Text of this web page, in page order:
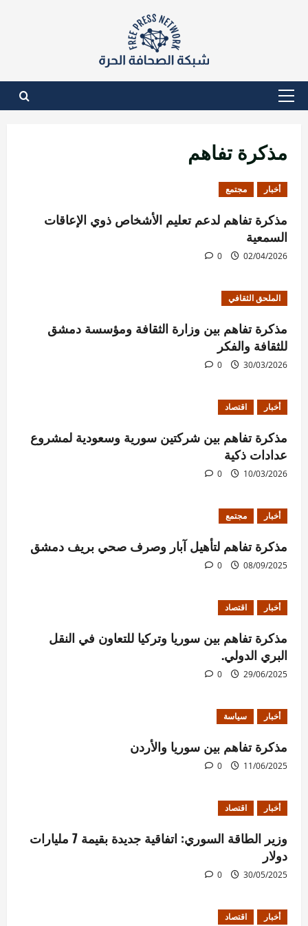
القائمة
مذكرة تفاهم
أخبار مجتمع
مذكرة تفاهم لدعم تعليم الأشخاص ذوي الإعاقات
السمعية
02/04/2026
0
الملحق الثقافي
مذكرة تفاهم بين وزارة الثقافة ومؤسسة دمشق
للثقافة والفكر
30/03/2026
0
أخبار اقتصاد
مذكرة تفاهم بين شركتين سورية وسعودية لمشروع
عدادات ذكية
10/03/2026
0
أخبار مجتمع
مذكرة تفاهم لتأهيل آبار وصرف صحي بريف دمشق
08/09/2025
0
أخبار اقتصاد
مذكرة تفاهم بين سوريا وتركيا للتعاون في النقل
البري الدولي.
29/06/2025
0
أخبار سياسة
مذكرة تفاهم بين سوريا والأردن
11/06/2025
0
أخبار اقتصاد
وزير الطاقة السوري: اتفاقية جديدة بقيمة 7 مليارات
دولار
30/05/2025
0
أخبار اقتصاد